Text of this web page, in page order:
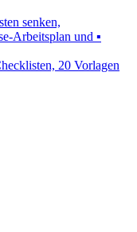
senken,
Arbeitsplan und ▪
20 Vorlagen